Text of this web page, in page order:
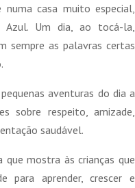
casa muito especial,
Um dia, ao tocá-la,
sempre as palavras certas
aventuras do dia a
sobre respeito, amizade,
saudável.
mostra às crianças que
para aprender, crescer e